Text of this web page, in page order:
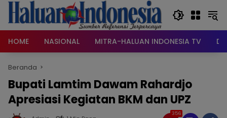
Langsung
konten
HOME
NASIONAL MITRA-HALUAN INDONESIA TV
Beranda
Bupati Lamtim Dawam Rahardjo
Apresiasi Kegiatan BKM dan UPZ
356